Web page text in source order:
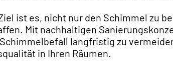
ist es, nicht nur den Schimmel zu
Mit nachhaltigen
langfristig zu
in Ihren Räumen.